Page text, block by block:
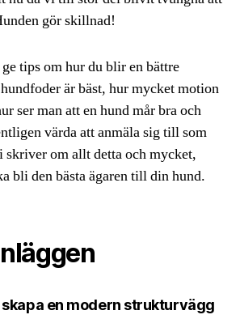
gör skillnad!
tips om hur du blir en bättre
är bäst, hur mycket motion
ser man att en hund mår bra och
värda att anmäla sig till som
skriver om allt detta och mycket,
bli den bästa ägaren till din hund.
en modern strukturvägg